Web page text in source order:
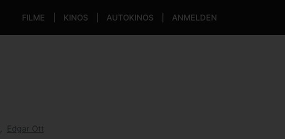
FILME KINOS AUTOKINOS ANMELDEN
Edgar Ott